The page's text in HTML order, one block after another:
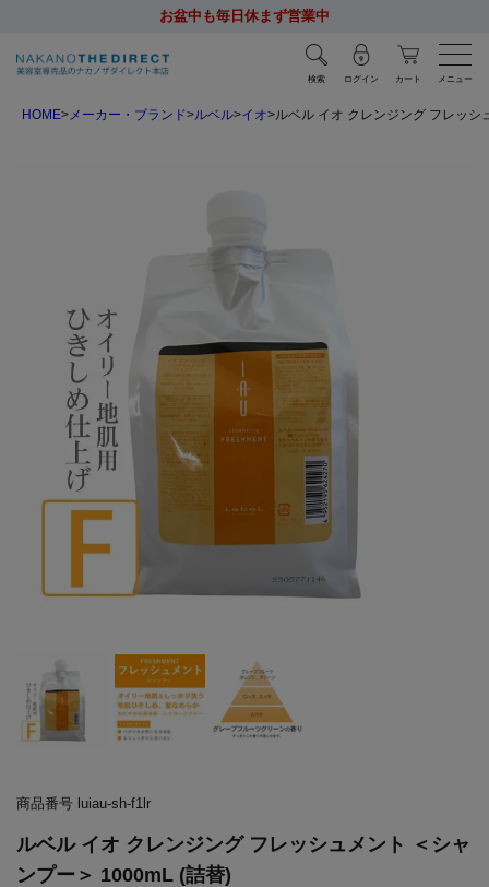
お盆中も毎日休まず営業中
検索 ログイン カート メニュー
HOME メーカー・ブランド ルベル イオ ルベル イオ クレンジング フレッ
商品番号 luiau-sh-f1lr
ルベル イオ クレンジング フレッシュメント ＜シャ
ンプー＞ 1000mL (詰替)